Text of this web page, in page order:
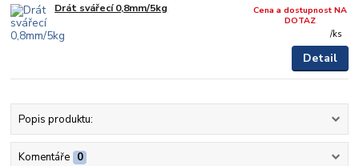
Drát svářecí 0,8mm/5kg
/ks
Cena a dostupnost NA
DOTAZ
Detail
Popis produktu:
Komentáře 0